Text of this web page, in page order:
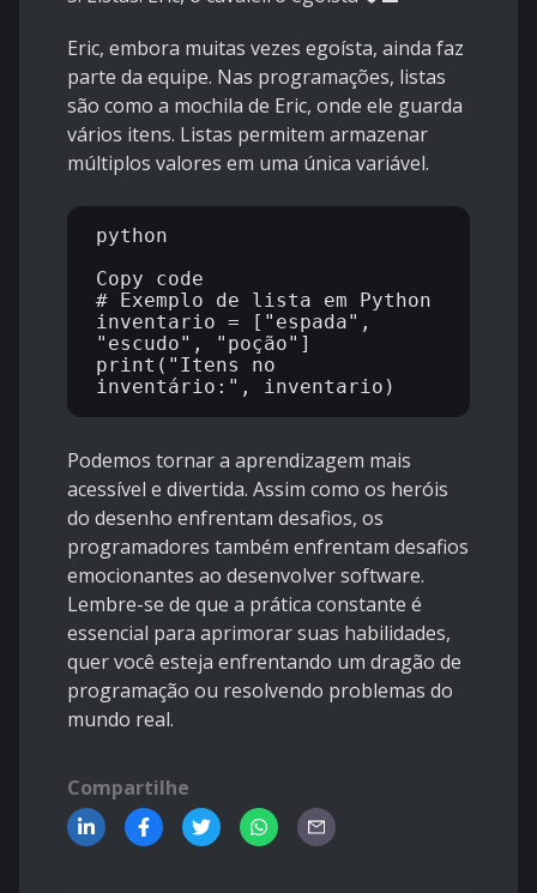
Eric, embora muitas vezes egoísta, ainda faz
parte da equipe. Nas programações, listas
são como a mochila de Eric, onde ele guarda
vários itens. Listas permitem armazenar
múltiplos valores em uma única variável.
python
Copy code
# Exemplo de lista em Python
inventario = ["espada",
"escudo", "poção"]
print("Itens no
Podemos tornar a aprendizagem mais
acessível e divertida. Assim como os heróis
do desenho enfrentam desafios, os
programadores também enfrentam desafios
emocionantes ao desenvolver software.
Lembre-se de que a prática constante é
essencial para aprimorar suas habilidades,
quer você esteja enfrentando um dragão de
programação ou resolvendo problemas do
mundo real.
Compartilhe